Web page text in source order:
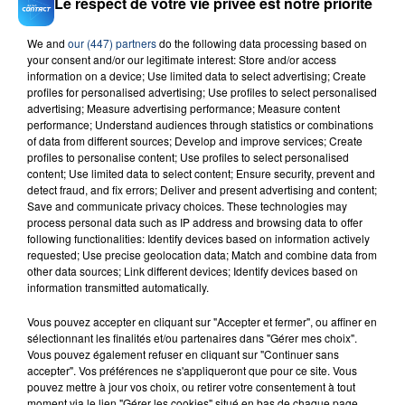
Pile
FIL D'ACTU
23 juillet 2026
INCENDIE MORTEL À LENS : UNE FEMME ET
We and our (447) partnersdo the following data processing based on
your consent and/or our legitimate interest: Store and/or access
information on a device; Use limited data to select advertising; Create
profiles for personalised advertising; Use profiles to select personalised
advertising; Measure advertising performance; Measure content
performance; Understand audiences through statistics or combinations
of data from different sources; Develop and improve services; Create
profiles to personalise content; Use profiles to select personalised
content; Use limited data to select content; Ensure security, prevent and
detect fraud, and fix errors; Deliver and present advertising and content;
Save and communicate privacy choices. These technologies may
process personal data such as IP address and browsing data to offer
following functionalities: Identify devices based on information actively
requested; Use precise geolocation data; Match and combine data from
other data sources; Link different devices; Identify devices based on
information transmitted automatically.
Vous pouvez accepter en cliquant sur "Accepter et fermer", ou affiner en
sélectionnant les finalités et/ou partenaires dans "Gérer mes choix".
Vous pouvez également refuser en cliquant sur "Continuer sans
accepter". Vos préférences ne s'appliqueront que pour ce site. Vous
pouvez mettre à jour vos choix, ou retirer votre consentement à tout